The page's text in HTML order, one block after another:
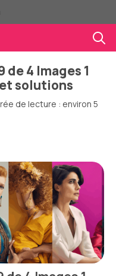
4 Images 1
solutions
de lecture : environ 5